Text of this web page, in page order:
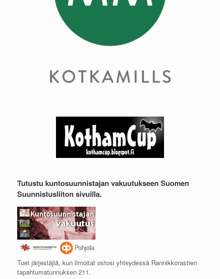
Tutustu kuntosuunnistajan vakuutukseen Suomen
Suunnistusliiton sivuilla.
Tuet järjestäjiä, kun ilmoitat ostosi yhteydessä Rannikkorastien
tapahtumatunnuksen 211.